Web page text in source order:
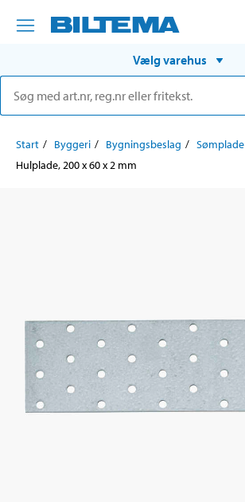
Vælg varehus
Start Byggeri Bygningsbeslag
Sømplade
Hulplade, 200 x 60 x 2 mm